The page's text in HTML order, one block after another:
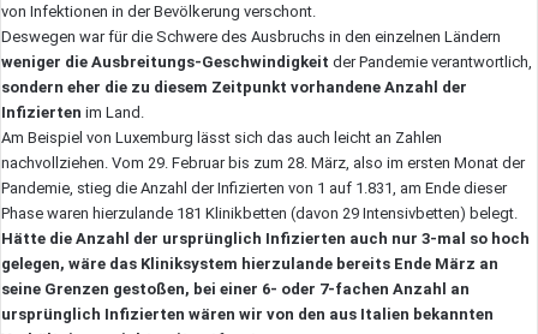
von Infektionen in der Bevölkerung verschont.
Deswegen war für die Schwere des Ausbruchs in den einzelnen Ländern
weniger die Ausbreitungs-Geschwindigkeit der Pandemie verantwortlich,
sondern eher die zu diesem Zeitpunkt vorhandene Anzahl der
Infizierten im Land.
Am Beispiel von Luxemburg lässt sich das auch leicht an Zahlen
nachvollziehen. Vom 29. Februar bis zum 28. März, also im ersten Monat der
Pandemie, stieg die Anzahl der Infizierten von 1 auf 1.831, am Ende dieser
Phase waren hierzulande 181 Klinikbetten (davon 29 Intensivbetten) belegt.
Hätte die Anzahl der ursprünglich Infizierten auch nur 3-mal so hoch
gelegen, wäre das Kliniksystem hierzulande bereits Ende März an
seine Grenzen gestoßen, bei einer 6- oder 7-fachen Anzahl an
ursprünglich Infizierten wären wir von den aus Italien bekannten